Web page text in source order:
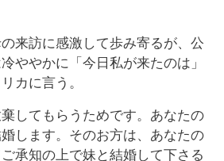
来訪に感激して歩み寄るが、公
ややかに「今日私が来たのは」
カに言う。
棄してもらうためです。あなたの
します。そのお方は、あなたの
承知の上で妹と結婚して下さる